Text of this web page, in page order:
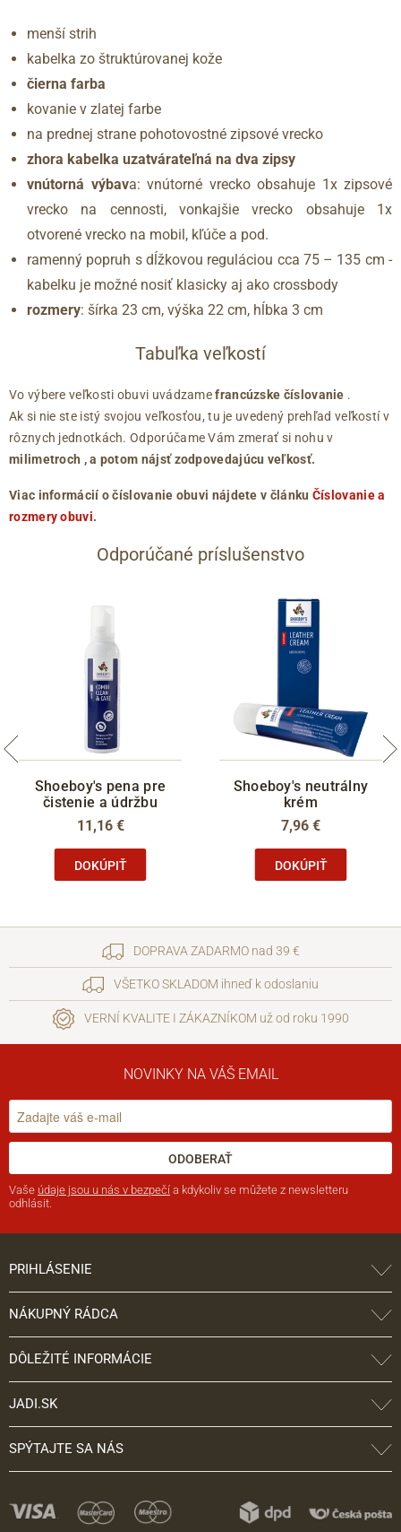
menší strih
kabelka zo štruktúrovanej kože
čierna farba
kovanie v zlatej farbe
na prednej strane pohotovostné zipsové vrecko
zhora kabelka uzatvárateľná na dva zipsy
vnútorná výbava: vnútorné vrecko obsahuje 1x zipsové
vrecko na cennosti, vonkajšie vrecko obsahuje 1x
otvorené vrecko na mobil, kľúče a pod.
ramenný popruh s dĺžkovou reguláciou cca 75 – 135 cm -
kabelku je možné nosiť klasicky aj ako crossbody
rozmery: šírka 23 cm, výška 22 cm, hĺbka 3 cm
Tabuľka veľkostí
Vo výbere veľkosti obuvi uvádzamefrancúzske číslovanie .
Ak si nie ste istý svojou veľkosťou, tu je uvedený prehľad veľkostí v
rôznych jednotkách. Odporúčame Vám zmerať si nohu v
milimetroch , a potom nájsť zodpovedajúcu veľkosť.
Viac informácií o číslovanie obuvi nájdete v článku Číslovanie a
rozmery obuvi.
Odporúčané príslušenstvo
Shoeboy's pena pre
čistenie a údržbu
11,16 €
DOKÚPIŤ
Shoeboy's neutrálny
krém
7,96 €
DOKÚPIŤ
DOPRAVA ZADARMO nad 39 €
VŠETKO SKLADOM ihneď k odoslaniu
VERNÍ KVALITE I ZÁKAZNÍKOM už od roku 1990
NOVINKY NA VÁŠ EMAIL
ODOBERAŤ
Vaše údaje jsou u nás v bezpečí a kdykoliv se můžete z newsletteru
odhlásit.
PRIHLÁSENIE
NÁKUPNÝ RÁDCA
DÔLEŽITÉ INFORMÁCIE
JADI.SK
SPÝTAJTE SA NÁS